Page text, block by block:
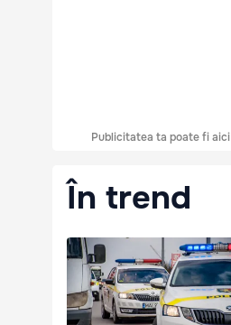
Publicitatea ta poate fi aici
În trend